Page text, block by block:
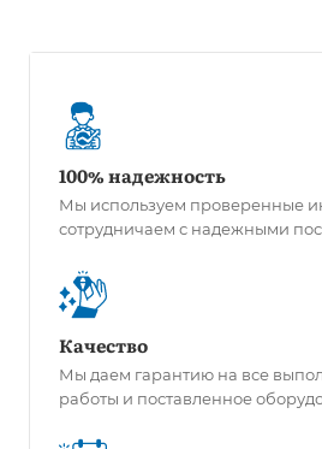
100% надежность
Мы используем проверенные
сотрудничаем с надежными
Качество
Мы даем гарантию на все
работы и поставленное